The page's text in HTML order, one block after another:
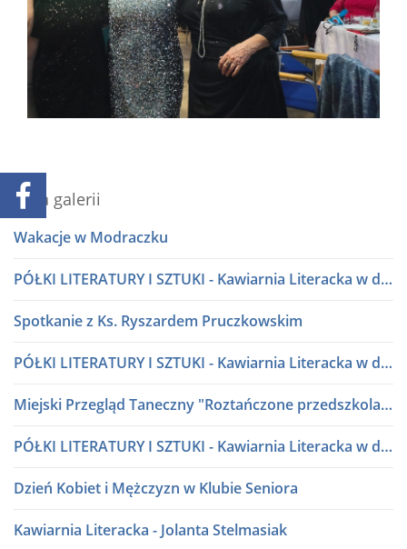
Lista galerii
Wakacje w Modraczku
PÓŁKI LITERATURY I SZTUKI - Kawiarnia Literacka w dialogu
Spotkanie z Ks. Ryszardem Pruczkowskim
PÓŁKI LITERATURY I SZTUKI - Kawiarnia Literacka w dialogu
Miejski Przegląd Taneczny "Roztańczone przedszkolaki" lata 80 i 90
PÓŁKI LITERATURY I SZTUKI - Kawiarnia Literacka w dialogu
Dzień Kobiet i Mężczyzn w Klubie Seniora
Kawiarnia Literacka - Jolanta Stelmasiak